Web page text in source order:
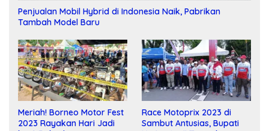
Penjualan Mobil Hybrid di Indonesia Naik, Pabrikan
Tambah Model Baru
Meriah! Borneo Motor Fest
2023 Rayakan Hari Jadi
Race Motoprix 2023 di
Sambut Antusias, Bupati